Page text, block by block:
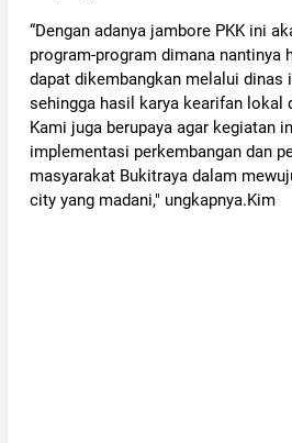
“Dengan adanya jambore PKK ini
program-program dimana nantinya
dapat dikembangkan melalui dinas
sehingga hasil karya kearifan lokal
Kami juga berupaya agar kegiatan
implementasi perkembangan dan
masyarakat Bukitraya dalam
city yang madani," ungkapnya.Kim